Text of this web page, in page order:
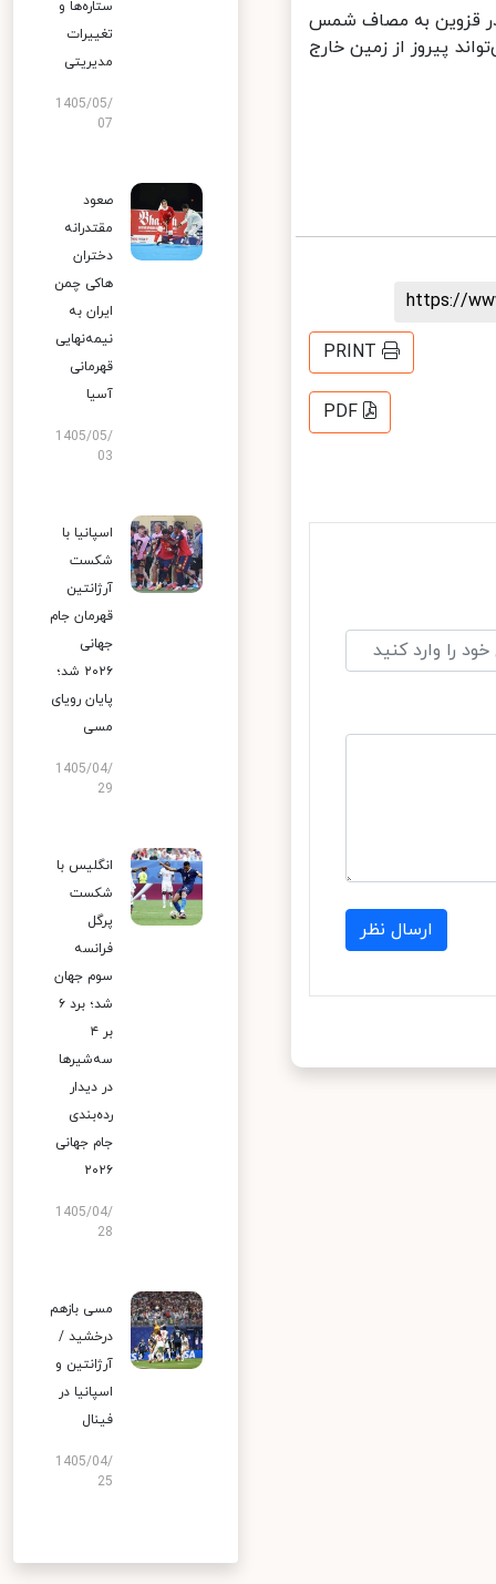
نهم لیگ برتر باید روز سه شنبه ۸ خرداد در قزوین به مصاف شمس
پیروز از زمین خارج
https://
PRINT
PDF
ارسال نظر
ستاره‌ها و
تغییرات
مدیریتی
1405/05/
07
صعود
مقتدرانه
دختران
هاکی چمن
ایران به
نیمه‌نهایی
قهرمانی
آسیا
1405/05/
03
اسپانیا با
شکست
آرژانتین
قهرمان جام
جهانی
۲۰۲۶ شد؛
پایان رویای
مسی
1405/04/
29
انگلیس با
شکست
پرگل
فرانسه
سوم جهان
شد؛ برد ۶
بر ۴
سه‌شیرها
در دیدار
رده‌بندی
جام جهانی
۲۰۲۶
1405/04/
28
مسی بازهم
درخشید /
آرژانتین و
اسپانیا در
فینال
1405/04/
25